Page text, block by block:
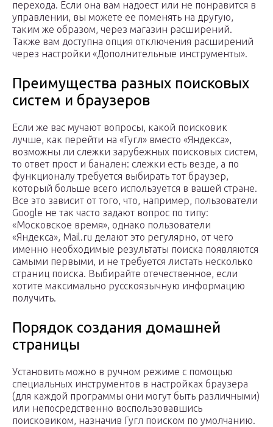
перехода. Если она вам надоест или не понравится в
управлении, вы можете ее поменять на другую,
таким же образом, через магазин расширений.
Также вам доступна опция отключения расширений
через настройки «Дополнительные инструменты».
Преимущества разных поисковых
систем и браузеров
Если же вас мучают вопросы, какой поисковик
лучше, как перейти на «Гугл» вместо «Яндекса»,
возможны ли слежки зарубежных поисковых систем,
то ответ прост и банален: слежки есть везде, а по
функционалу требуется выбирать тот браузер,
который больше всего используется в вашей стране.
Все это зависит от того, что, например, пользователи
Google не так часто задают вопрос по типу:
«Московское время», однако пользователи
«Яндекса», Mail.ru делают это регулярно, от чего
именно необходимые результаты поиска появляются
самыми первыми, и не требуется листать несколько
страниц поиска. Выбирайте отечественное, если
хотите максимально русскоязычную информацию
получить.
Порядок создания домашней
страницы
Установить можно в ручном режиме с помощью
специальных инструментов в настройках браузера
(для каждой программы они могут быть различными)
или непосредственно воспользовавшись
поисковиком, назначив Гугл поиском по умолчанию.